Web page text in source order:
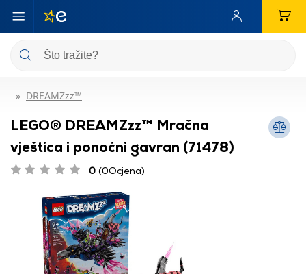
DREAMZzz™
LEGO® DREAMZzz™ Mračna
vještica i ponoćni gavran (71478)
0 (0Ocjena)